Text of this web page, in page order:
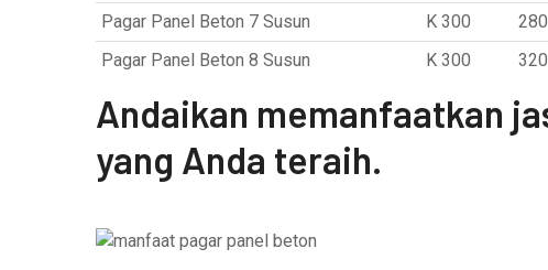
Pagar Panel Beton 7 Susun
K 300 280
Pagar Panel Beton 8 Susun
K 300 320
Andaikan memanfaatkan
yang Anda teraih.